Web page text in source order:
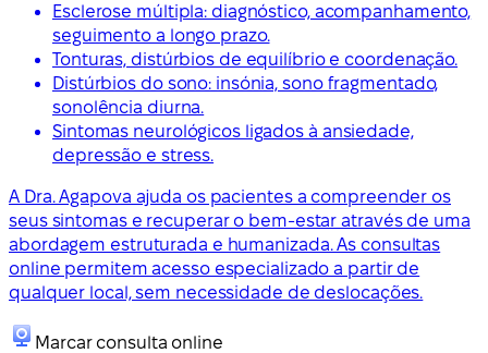
Esclerose múltipla: diagnóstico, acompanhamento,
seguimento a longo prazo.
Tonturas, distúrbios de equilíbrio e coordenação.
Distúrbios do sono: insónia, sono fragmentado,
sonolência diurna.
Sintomas neurológicos ligados à ansiedade,
depressão e stress.
A Dra. Agapova ajuda os pacientes a compreender os
seus sintomas e recuperar o bem-estar através de uma
abordagem estruturada e humanizada. As consultas
online permitem acesso especializado a partir de
qualquer local, sem necessidade de deslocações.
Marcar consulta online